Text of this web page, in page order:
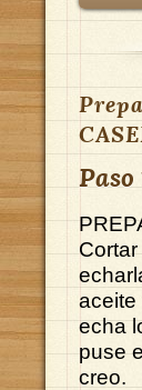
Paso
aceite
echa
puse
creo.